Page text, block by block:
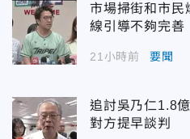
市場掃街和市民
線引導不夠完善
21小時前 要聞
追討吳乃仁1.8
對方提早談判